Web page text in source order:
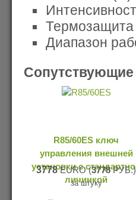
R85/60ES ключ
управления внешней
установки с
личинкой
3778EURO (3778РУБ.)
за штуку